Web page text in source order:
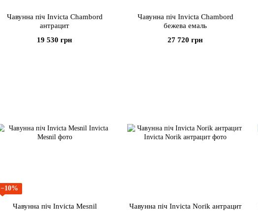
Чавунна піч Invicta Chambord
антрацит
19 530 грн
Чавунна піч Invicta Chambord
бежева емаль
27 720 грн
−10%
Чавунна піч Invicta Mesnil
Чавунна піч Invicta Norik антрацит